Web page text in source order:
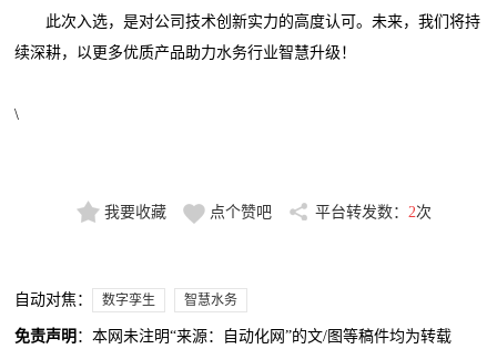
此次入选，是对公司技术创新实力的高度认可。未来，我们将持
续深耕，以更多优质产品助力水务行业智慧升级！
\
我要收藏 点个赞吧 平台转发数： 2次
自动对焦： 数字孪生 智慧水务
免责声明 ：本网未注明“来源：自动化网”的文/图等稿件均为转载